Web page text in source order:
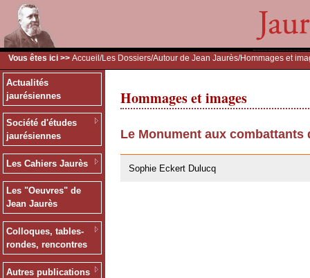
Vous êtes ici >> Accueil /Les Dossiers/Autour de Jean Jaurès/Hommages et
Actualités
jaurésiennes
Société d'études
jaurésiennes
Les Cahiers Jaurès
Les "Oeuvres" de
Jean Jaurès
Colloques, tables-
rondes, rencontres
Autres publications
Hommages et images
Le Monument aux combattants
Sophie Eckert Dulucq